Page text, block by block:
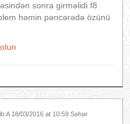
sonra girməlidi f8
həmin pəncərədə özünü
18/03/2016 at 10:59 Səhər